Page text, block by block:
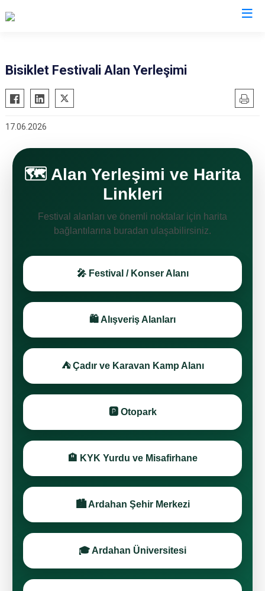
Bisiklet Festivali Alan Yerleşimi
17.06.2026
🗺️ Alan Yerleşimi ve Harita
Linkleri
Festival alanları ve önemli noktalar için harita
bağlantılarına buradan ulaşabilirsiniz.
🎤 Festival / Konser Alanı
🛍️ Alışveriş Alanları
⛺ Çadır ve Karavan Kamp Alanı
🅿️ Otopark
🏨 KYK Yurdu ve Misafirhane
🏙️ Ardahan Şehir Merkezi
🎓 Ardahan Üniversitesi